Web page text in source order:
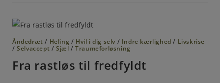
Åndedræt / Heling / Hvil i dig selv / Indre kærlighed / Livskrise
/Selvaccept /Sjæl /Traumeforløsning
Fra rastløs til fredfyldt